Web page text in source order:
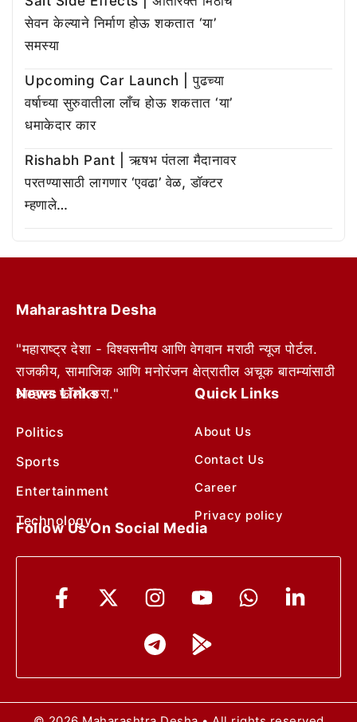
सेवन केल्याने निर्माण होऊ शकतात ‘या’
समस्या
Upcoming Car Launch | पुढच्या
वर्षाच्या सुरुवातीला लाँच होऊ शकतात ‘या’
धमाकेदार कार
Rishabh Pant | ऋषभ पंतला मैदानावर
परतण्यासाठी लागणार ‘एवढा’ वेळ, डॉक्टर
म्हणाले…
Maharashtra Desha
"महाराष्ट्र देशा - विश्वसनीय आणि वेगवान मराठी न्यूज पोर्टल.
राजकीय, सामाजिक आणि मनोरंजन क्षेत्रातील अचूक बातम्यांसाठी
आम्हाला फॉलो करा."
News Links
Politics
Sports
Entertainment
Technology
Quick Links
About Us
Contact Us
Career
Privacy policy
Follow Us On Social Media